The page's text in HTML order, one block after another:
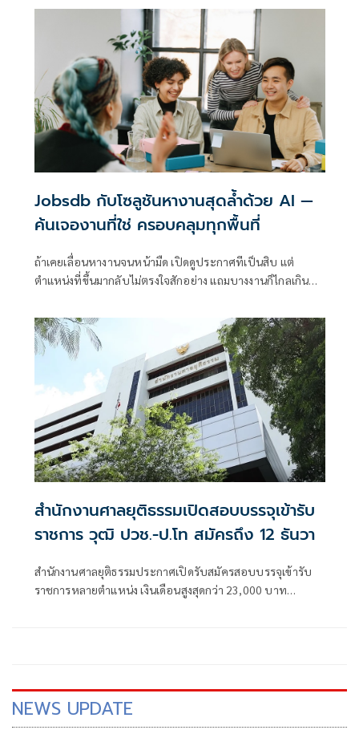
ร้านค้า
Jobsdb กับโซลูชันหางานสุดล้ำด้วย AI —
ค้นเจองานที่ใช่ ครอบคลุมทุกพื้นที่
ถ้าเคยเลื่อนหางานจนหน้ามืด เปิดดูประกาศทีเป็นสิบ แต่
ตำแหน่งที่ขึ้นมากลับไม่ตรงใจสักอย่าง แถมบางงานก็ไกลเกิน
สำนักงานศาลยุติธรรมเปิดสอบบรรจุเข้ารับ
ราชการ วุฒิ ปวช.-ป.โท สมัครถึง 12 ธันวา
สำนักงานศาลยุติธรรมประกาศเปิดรับสมัครสอบบรรจุเข้ารับ
ราชการหลายตำแหน่ง เงินเดือนสูงสุดกว่า 23,000 บาท
NEWS UPDATE